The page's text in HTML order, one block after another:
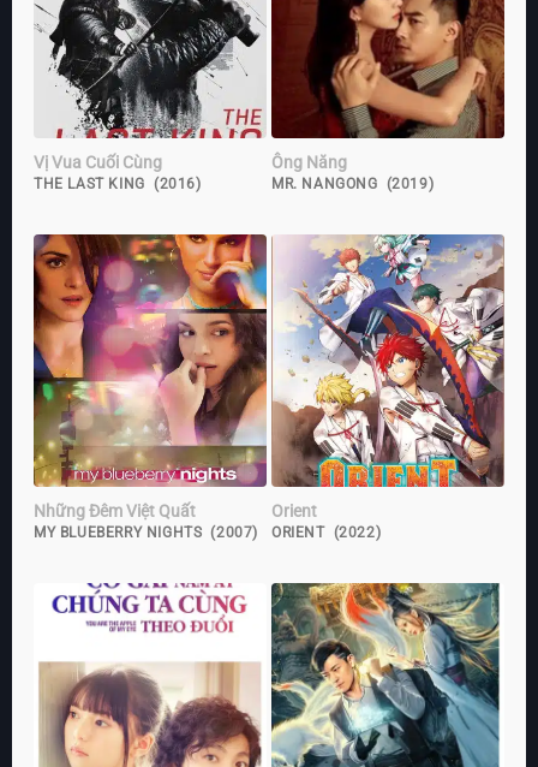
Vị Vua Cuối Cùng
THE LAST KING (2016)
Ông Năng
MR. NANGONG (2019)
Những Đêm Việt Quất
MY BLUEBERRY NIGHTS (2007)
Orient
ORIENT (2022)